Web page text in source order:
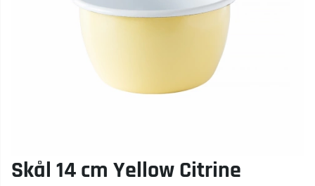
Skål 14 cm Yellow Citrine